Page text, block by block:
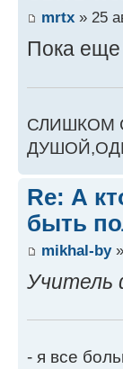
mrtx » 25
Пока еще
СЛИШКОМ
Re: А
быть
mikhal-by»
Учитель
- я все